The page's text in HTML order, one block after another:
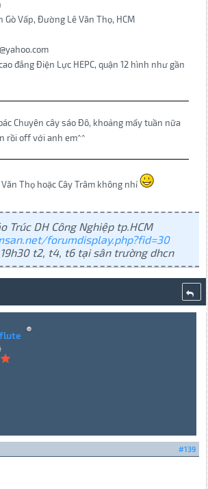
Gò Vấp, Đường Lê Văn Thọ, HCM
đẳng Điện Lực HEPC, quận 12 hình như gần
Chuyên cây sáo Đô, khoảng mấy tuần nữa
rồi off với anh em^^
Thọ hoặc Cây Trâm không nhỉ
Trúc DH Công Nghiệp tp.HCM
forumdisplay.php?fid=30
t2, t4, t6 tại sân trường dhcn
#139